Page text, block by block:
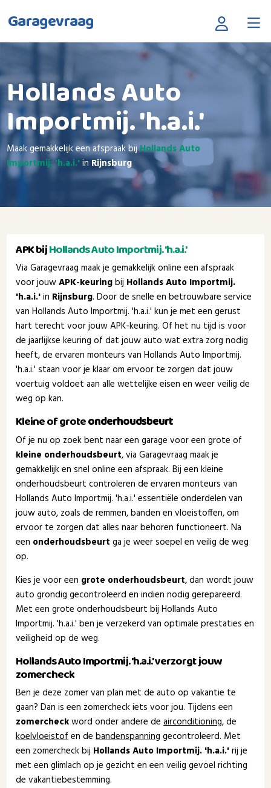
Garagevraag
Hollands Auto
Importmij. 'h.a.i.'
Maak gemakkelijk een afspraak bijHollands Auto
Importmij. 'h.a.i.'in Rijnsburg
APK bijHollands Auto Importmij. 'h.a.i.'
Via Garagevraag maak je gemakkelijk online een afspraak
voor jouwAPK-keuringbij Hollands Auto Importmij.
'h.a.i.'in Rijnsburg. Door de snelle en betrouwbare service
van Hollands Auto Importmij. 'h.a.i.' kun je met een gerust
hart terecht voor jouw APK-keuring. Of het nu tijd is voor
de jaarlijkse keuring of dat jouw auto wat extra zorg nodig
heeft, de ervaren monteurs van Hollands Auto Importmij.
'h.a.i.' staan voor je klaar om ervoor te zorgen dat jouw
voertuig voldoet aan alle wettelijke eisen en weer veilig de
weg op kan.
Kleine of groteonderhoudsbeurt
Of je nu op zoek bent naar een garage voor een grote of
kleine onderhoudsbeurt, via Garagevraag maak je
gemakkelijk en snel online een afspraak. Bij een kleine
onderhoudsbeurt controleren de ervaren monteurs van
Hollands Auto Importmij. 'h.a.i.' essentiële onderdelen van
jouw auto, zoals de remmen, banden en vloeistoffen, om
ervoor te zorgen dat alles naar behoren functioneert. Na
een onderhoudsbeurt ga je weer soepel en veilig de weg
op.
Kies je voor een grote onderhoudsbeurt, dan wordt jouw
auto grondig gecontroleerd en indien nodig gerepareerd.
Met een grote onderhoudsbeurt bij Hollands Auto
Importmij. 'h.a.i.' ben je verzekerd van optimale prestaties en
veiligheid op de weg.
Hollands Auto Importmij. 'h.a.i.' verzorgt jouw
zomercheck
Ben je deze zomer van plan met de auto op vakantie te
gaan? Dan is een zomercheck iets voor jou. Tijdens een
zomercheckword onder andere deairconditioning, de
koelvloeistofen debandenspanning gecontroleerd. Met
een zomercheck bij Hollands Auto Importmij. 'h.a.i.'rij je
met een glimlach op je gezicht en een veilig gevoel richting
de vakantiebestemming.